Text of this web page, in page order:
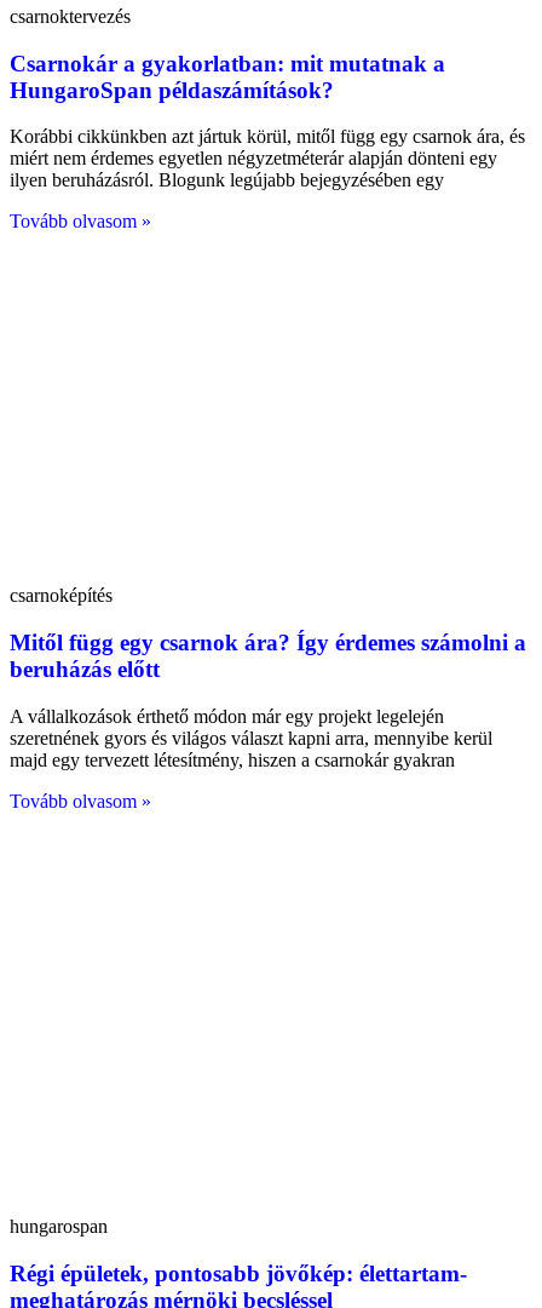
csarnoktervezés
Csarnokár a gyakorlatban: mit mutatnak a
HungaroSpan példaszámítások?
Korábbi cikkünkben azt jártuk körül, mitől függ egy csarnok ára, és
miért nem érdemes egyetlen négyzetméterár alapján dönteni egy
ilyen beruházásról. Blogunk legújabb bejegyzésében egy
Tovább olvasom »
csarnoképítés
Mitől függ egy csarnok ára? Így érdemes számolni a
beruházás előtt
A vállalkozások érthető módon már egy projekt legelején
szeretnének gyors és világos választ kapni arra, mennyibe kerül
majd egy tervezett létesítmény, hiszen a csarnokár gyakran
Tovább olvasom »
hungarospan
Régi épületek, pontosabb jövőkép: élettartam-
meghatározás mérnöki becsléssel